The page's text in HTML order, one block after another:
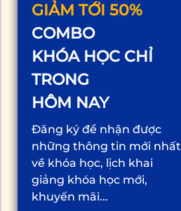
GIẢM TỚI 50%
COMBO
KHÓA HỌC CHỈ
TRONG
HÔM NAY
Đăng ký để nhận được
những thông tin mới nhất
về khóa học, lịch khai
giảng khóa học mới,
khuyến mãi...